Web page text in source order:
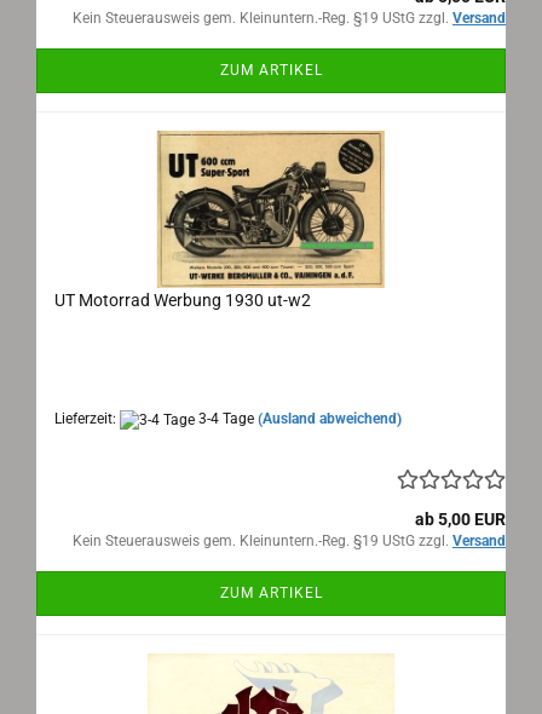
Kein Steuerausweis gem. Kleinuntern.-Reg. §19 UStG zzgl. Versand
ZUM ARTIKEL
UT Motorrad Werbung 1930 ut-w2
Lieferzeit: 3-4 Tage (Ausland abweichend)
ab 5,00 EUR
Kein Steuerausweis gem. Kleinuntern.-Reg. §19 UStG zzgl. Versand
ZUM ARTIKEL